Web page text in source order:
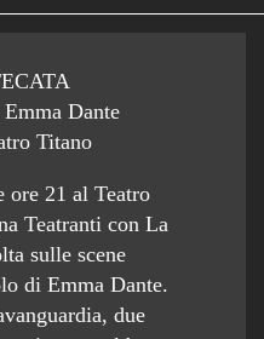
Dante
Titano
ore 21 al Teatro
Teatranti con La
sulle scene
di Emma Dante.
due